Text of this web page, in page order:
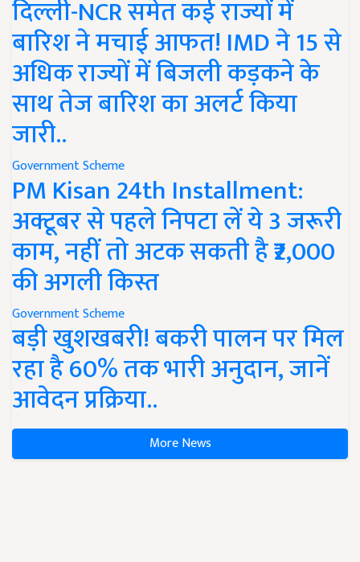
दिल्ली-NCR समेत कई राज्यों में
बारिश ने मचाई आफत! IMD ने 15 से
अधिक राज्यों में बिजली कड़कने के
साथ तेज बारिश का अलर्ट किया
जारी..
Government Scheme
PM Kisan 24th Installment:
अक्टूबर से पहले निपटा लें ये 3 जरूरी
काम, नहीं तो अटक सकती है ₹2,000
की अगली किस्त
Government Scheme
बड़ी खुशखबरी! बकरी पालन पर मिल
रहा है 60% तक भारी अनुदान, जानें
आवेदन प्रक्रिया..
More News